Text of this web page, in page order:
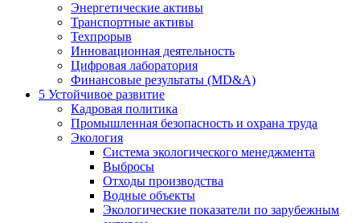
Энергетические активы
Транспортные активы
Техпрорыв
Инновационная деятельность
Цифровая лаборатория
Финансовые результаты (MD&A)
5 Устойчивое развитие
Кадровая политика
Промышленная безопасность и охрана труда
Экология
Система экологического менеджмента
Выбросы
Отходы производства
Водные объекты
Экологические показатели по зарубежным